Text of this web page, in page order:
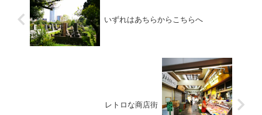
いずれはあちらからこちらへ
レトロな商店街